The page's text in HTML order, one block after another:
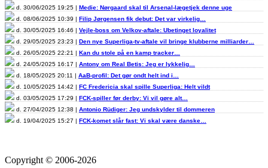
d. 30/06/2025 19:25 | Medie: Nørgaard skal til Arsenal-lægetjek denne uge
d. 08/06/2025 10:39 | Filip Jørgensen fik debut: Det var virkelig…
d. 30/05/2025 16:46 | Vejle-boss om Velkov-aftale: Ubetinget loyalitet
d. 29/05/2025 23:23 | Den nye Superliga-tv-aftale vil bringe klubberne milliarder…
d. 26/05/2025 22:21 | Kan du stole på en kamp tracker…
d. 24/05/2025 16:17 | Antony om Real Betis: Jeg er lykkelig…
d. 18/05/2025 20:11 | AaB-profil: Det gør ondt helt ind i…
d. 10/05/2025 14:42 | FC Fredericia skal spille Superliga: Helt vildt
d. 03/05/2025 17:29 | FCK-spiller før derby: Vi vil gøre alt…
d. 27/04/2025 12:38 | Antonio Rüdiger: Jeg undskylder til dommeren
d. 19/04/2025 15:27 | FCK-komet slår fast: Vi skal være danske…
Copyright © 2006-2026